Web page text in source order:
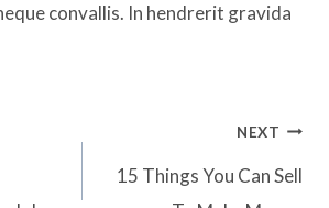
convallis. In hendrerit gravida
NEXT
15 Things You Can Sell